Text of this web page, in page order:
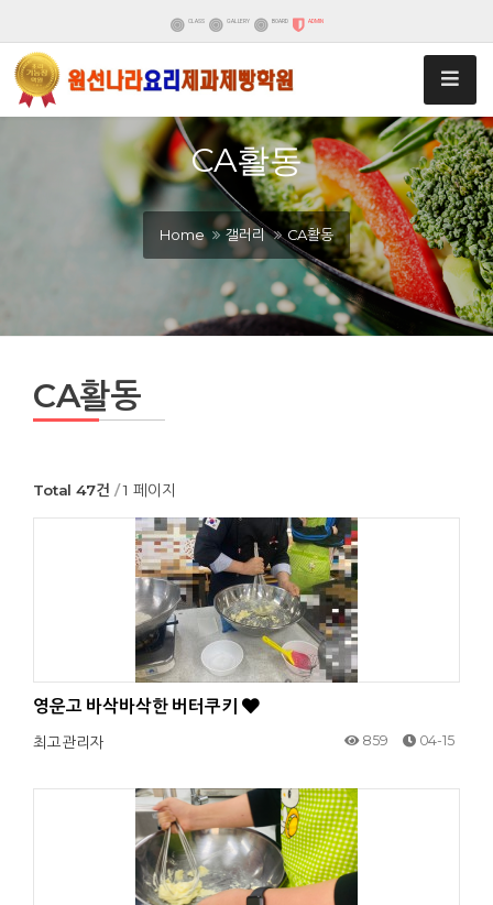
CLASS GALLERY BOARD ADMIN
CA활동
Home 갤러리 CA활동
CA활동
Total 47건 1 페이지
영운고 바삭바삭한 버터쿠키
최고관리자 859 04-15